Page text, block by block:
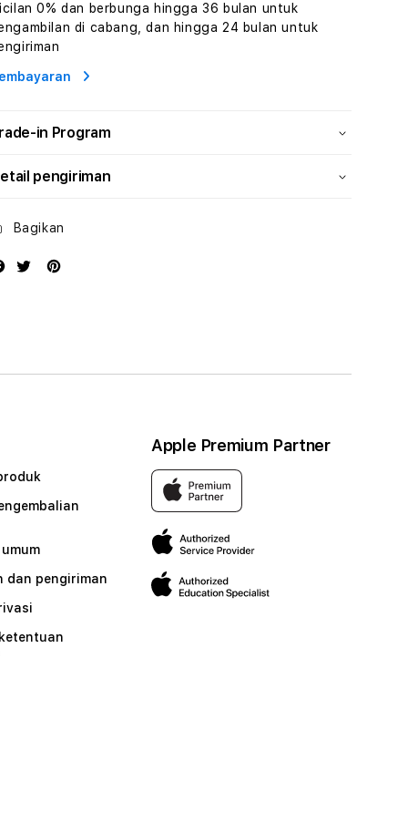
Wisata
Tunisia
Profesional
Wisata
Tunisia
0% dan berbunga hingga 36 bulan untuk
di cabang, dan hingga 24 bulan untuk
in Program
pengiriman
Bagikan
dan pengiriman
Apple Premium Partner